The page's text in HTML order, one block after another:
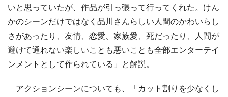
いと思っていたが、作品が引っ張って行ってくれた。けん
かのシーンだけではなく品川さんらしい人間のかわいらし
さがあったり、友情、恋愛、家族愛、死だったり、人間が
避けて通れない楽しいことも悪いことも全部エンターテイ
ンメントとして作られている」と解説。
アクションシーンについても、「カット割りを少なくし